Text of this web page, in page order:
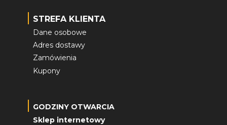
STREFA KLIENTA
Dane osobowe
Adres dostawy
Zamówienia
Kupony
GODZINY OTWARCIA
Sklep internetowy